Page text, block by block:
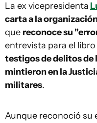
La ex vicepresidenta
carta a la
que reconoce su
entrevista para el libro
testigos de delitos de
mintieron en la
militares.
Aunque reconoció su